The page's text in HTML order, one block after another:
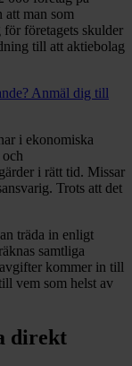
att man som
för företagets skulder
till att aktiebolag
Anmäl dig till
i ekonomiska
i rätt tid. Missar
Trots att det
träda in enligt
samtliga
kommer in till
vem som helst av
direkt